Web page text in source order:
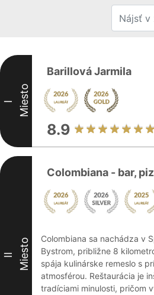
I Miesto
Barillová Jarmila
8.9
II Miesto
Colombiana - bar,
Colombiana sa nachádza v
Bystrom, približne 8
spája kulinárske remeslo s
atmosférou. Reštaurácia je
tradíciami minulosti, pričom